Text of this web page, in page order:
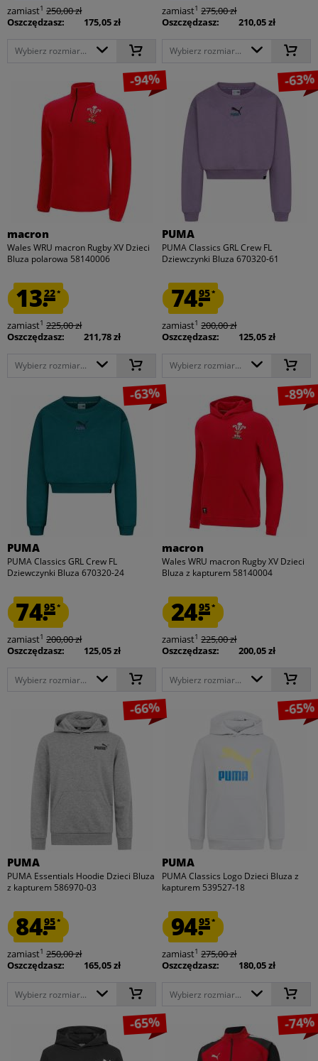
zamiast1 250,00 zł
Oszczędzasz:
175,05 zł
Wybierz rozmiar...
zamiast1 275,00 zł
Oszczędzasz:
210,05 zł
Wybierz rozmiar...
-94%
macron
Wales WRU macron Rugby XV Dzieci
Bluza polarowa 58140006
13.22*
zamiast1 225,00 zł
Oszczędzasz:
211,78 zł
Wybierz rozmiar...
-63%
PUMA
PUMA Classics GRL Crew FL
Dziewczynki Bluza 670320-61
74.95*
zamiast1 200,00 zł
Oszczędzasz:
125,05 zł
Wybierz rozmiar...
-63%
PUMA
PUMA Classics GRL Crew FL
Dziewczynki Bluza 670320-24
74.95*
zamiast1 200,00 zł
Oszczędzasz:
125,05 zł
Wybierz rozmiar...
-89%
macron
Wales WRU macron Rugby XV Dzieci
Bluza z kapturem 58140004
24.95*
zamiast1 225,00 zł
Oszczędzasz:
200,05 zł
Wybierz rozmiar...
-66%
PUMA
PUMA Essentials Hoodie Dzieci Bluza
z kapturem 586970-03
84.95*
zamiast1 250,00 zł
Oszczędzasz:
165,05 zł
Wybierz rozmiar...
-65%
PUMA
PUMA Classics Logo Dzieci Bluza z
kapturem 539527-18
94.95*
zamiast1 275,00 zł
Oszczędzasz:
180,05 zł
Wybierz rozmiar...
-65% -74%